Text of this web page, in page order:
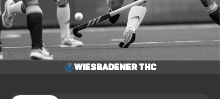
Wiesbadener THC